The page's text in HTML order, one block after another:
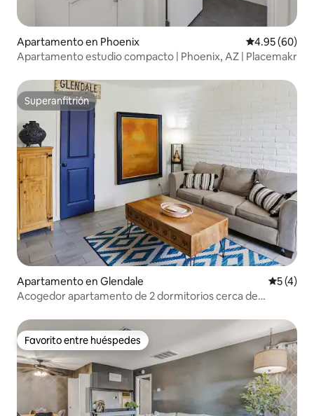
Apartamento en Phoenix Calificación
4.95 (60)
Apartamento estudio compacto | Phoenix, AZ | Placemakr
Superanfitrión
Superanfitrión
Apartamento en Glendale
5 (4)
Acogedor apartamento de 2 dormitorios cerca de
Favorito entre huéspedes
Favorito entre huéspedes